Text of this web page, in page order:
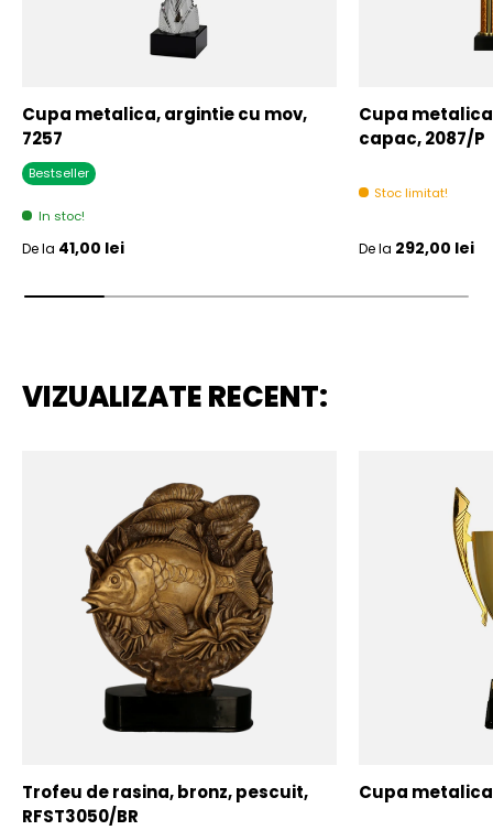
Cupa metalica, argintie cu mov,
7257
Bestseller
In stoc!
Pret initial
De la 41,00 lei
Cupa
capac, 2087/P
Stoc limitat!
Pret initial
De la 292,00 lei
VIZUALIZATE RECENT:
Trofeu de rasina, bronz, pescuit,
RFST3050/BR
Cupa